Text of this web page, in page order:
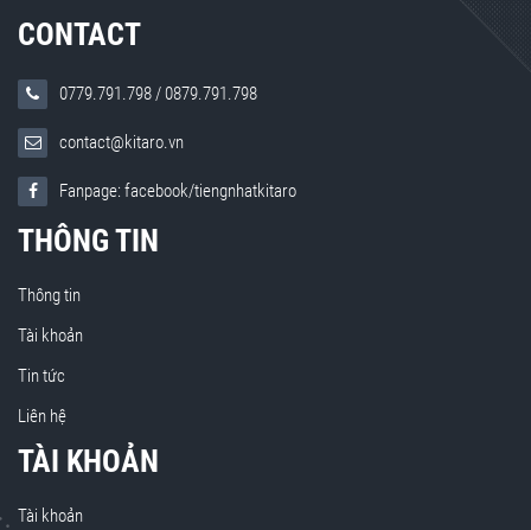
CONTACT
0779.791.798/0879.791.798
contact@kitaro.vn
Fanpage: facebook/tiengnhatkitaro
THÔNG TIN
Thông tin
Tài khoản
Tin tức
Liên hệ
TÀI KHOẢN
Tài khoản